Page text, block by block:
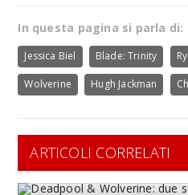
In questa pagina si parla di:
Jessica Biel Blade: Trinity
Wolverine Hugh Jackman
ARTICOLI CORRELATI